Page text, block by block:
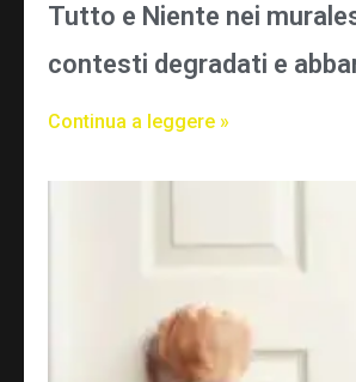
Tutto e Niente nei
contesti degradati e
Continua a leggere »